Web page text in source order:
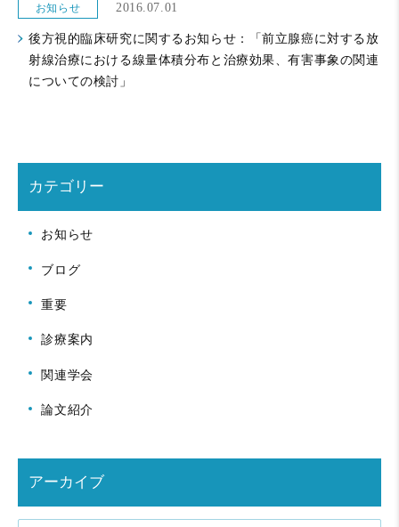
お知らせ 2016.07.01
後方視的臨床研究に関するお知らせ：「前立腺癌に対する放
射線治療における線量体積分布と治療効果、有害事象の関連
についての検討」
カテゴリー
お知らせ
ブログ
重要
診療案内
関連学会
論文紹介
アーカイブ